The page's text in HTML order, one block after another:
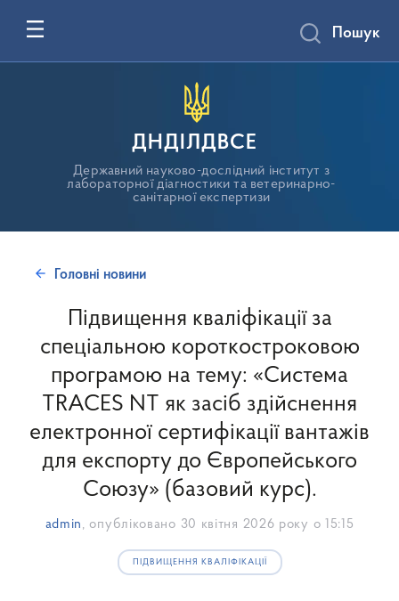
ДНДІЛДВСЕ
Державний науково-дослідний інститут з
лабораторної діагностики та ветеринарно-
санітарної експертизи
Пошук
Головні новини
Підвищення кваліфікації за
спеціальною короткостроковою
програмою на тему: «Система
TRACES NT як засіб здійснення
електронної сертифікації вантажів
для експорту до Європейського
Союзу» (базовий курс).
admin , опубліковано 30 квітня 2026 року о 15:15
ПІДВИЩЕННЯ КВАЛІФІКАЦІЇ